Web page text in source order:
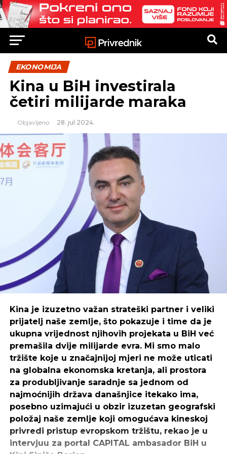
EKONOMIJA
Kina u BiH investirala
četiri milijarde maraka
Objavljeno 28. jul 2024.
Kina je izuzetno važan strateški partner i veliki
prijatelj naše zemlje, što pokazuje i time da je
ukupna vrijednost njihovih projekata u BiH već
premašila dvije milijarde evra. Mi smo malo
tržište koje u značajnijoj mjeri ne može uticati
na globalna ekonomska kretanja, ali prostora
za produbljivanje saradnje sa jednom od
najmoćnijih država današnjice itekako ima,
posebno uzimajući u obzir izuzetan geografski
položaj naše zemlje koji omogućava kineskoj
privredi pristup evropskom tržištu, rekao je u
intervjuu za portal CAPITAL ambasador BiH u